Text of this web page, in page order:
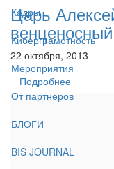
Кадры
Киберграмотность
Мероприятия
От партнёров
БЛОГИ
BIS JOURNAL
Царь
22 октября, 2013
Подробнее